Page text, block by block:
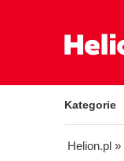
Kategorie
Helion.pl »